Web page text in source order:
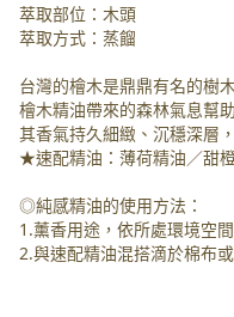
萃取部位：木頭
萃取方式：蒸餾
台灣的檜木是鼎鼎有名的樹
檜木精油帶來的森林氣息幫
其香氣持久細緻、沉穩深層
★速配精油：薄荷精油／甜
◎純感精油的使用方法：
1.薰香用途，依所處環境空
2.與速配精油混搭滴於棉布